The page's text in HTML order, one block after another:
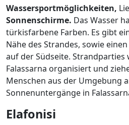
Wassersportmöglichkeiten,
Sonnenschirme. Das Wasser
türkisfarbene Farben. Es gibt
Nähe des Strandes, sowie
auf der Südseite.
Falassarna organisiert und
Menschen aus der Umgebung
Sonnenuntergänge in
Elafonisi